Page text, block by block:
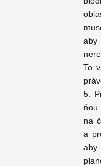
aby
To
5.
na
a
aby